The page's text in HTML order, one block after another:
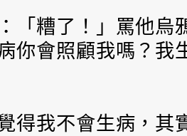
「糟了！」罵他烏
你會照顧我嗎？我
得我不會生病，其